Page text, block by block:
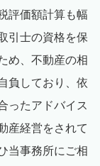
評価額計算も幅
引士の資格を保
め、不動産の相
負しており、依
ったアドバイス
産経営をされて
当事務所にご相